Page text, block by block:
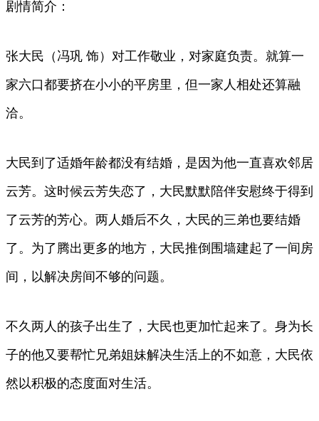
剧情简介：
张大民（冯巩 饰）对工作敬业，对家庭负责。就算一
家六口都要挤在小小的平房里，但一家人相处还算融
洽。
大民到了适婚年龄都没有结婚，是因为他一直喜欢邻居
云芳。这时候云芳失恋了，大民默默陪伴安慰终于得到
了云芳的芳心。两人婚后不久，大民的三弟也要结婚
了。为了腾出更多的地方，大民推倒围墙建起了一间房
间，以解决房间不够的问题。
不久两人的孩子出生了，大民也更加忙起来了。身为长
子的他又要帮忙兄弟姐妹解决生活上的不如意，大民依
然以积极的态度面对生活。